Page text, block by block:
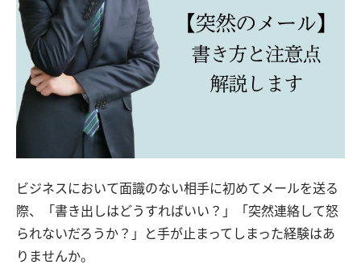
ビジネスにおいて面識のない相手に初めてメールを送る
際、「書き出しはどうすればいい？」「突然連絡して怒
られないだろうか？」と手が止まってしまった経験はあ
りませんか。